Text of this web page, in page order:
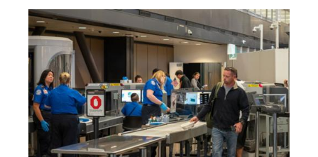
IDENTIFICATION & CONTRÔLE D'ACCÈS 21 AVRIL 2026
Securitas cède Global Elite Group